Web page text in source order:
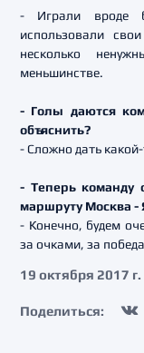
- Играли вроде
использовали
несколько
меньшинстве.
- Голы даются
объяснить?
- Сложно дать
- Теперь команду
маршруту Москва -
- Конечно, будем
за очками, за
19 октября 2017 г.
Поделиться: